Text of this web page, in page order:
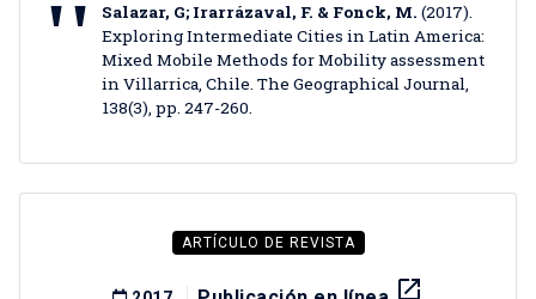
Salazar, G; Irarrázaval, F. & Fonck, M. (2017).
Exploring Intermediate Cities in Latin America:
Mixed Mobile Methods for Mobility assessment
in Villarrica, Chile. The Geographical Journal,
138(3), pp. 247-260.
ARTÍCULO DE REVISTA
launch